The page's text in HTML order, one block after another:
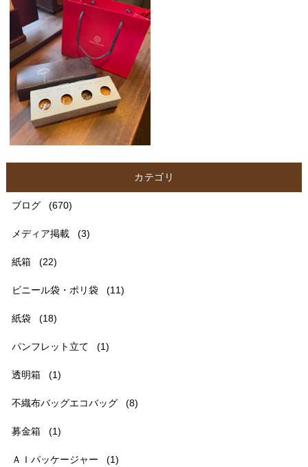
カテゴリ
ブログ (670)
メディア掲載 (3)
紙箱 (22)
ビニール袋・ポリ袋 (11)
紙袋 (18)
パンフレット立て (1)
透明箱 (1)
不織布バッグエコバッグ (8)
募金箱 (1)
ＡＩパッケージャー (1)